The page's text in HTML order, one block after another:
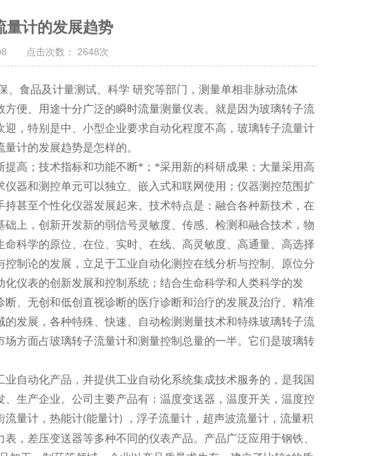
量计的发展趋势
点击次数： 2648次
食品及计量测试、科学 研究等部门，测量单相非脉动流体
便、用途十分广泛的瞬时流量测量仪表。就是因为玻璃转子流
，特别是中、小型企业要求自动化程度不高，玻璃转子流量计
计的发展趋势是怎样的。
高；技术指标和功能不断*；*采用新的科研成果；大量采用高
器和测控单元可以独立、嵌入式和联网使用；仪器测控范围扩
甚至个性化仪器发展起来。技术特点是：融合各种新技术，在
上，创新开发新的弱信号灵敏度、传感、检测和融合技术，物
科学的原位、在位、实时、在线、高灵敏度、高通量、高选择
制论的发展，立足于工业自动化测控在线分析与控制、原位分
仪表的创新发展和控制系统；结合生命科学和人类科学的发
、无创和低创直视诊断的医疗诊断和治疗的发展及治疗、精准
发展，各种特殊、快速、自动检测测量技术和特殊玻璃转子流
方面占玻璃转子流量计和测量控制总量的一半。它们是玻璃转
动化产品，并提供工业自动化系统集成技术服务的，是我国
生产企业。公司主要产品有：温度变送器，温度开关，温度控
流量计，热能计(能量计)
，浮子流量计，超声波流量计，流量积
，差压变送器等多种不同的仪表产品。产品广泛应用于钢铁、